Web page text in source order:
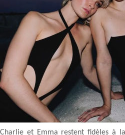
Charlie et Emma restent fidèles à